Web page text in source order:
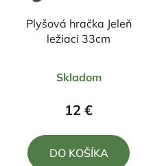
Plyšová hračka Jeleň
ležiaci 33cm
hodnotenie
produktu
5,0
z
Skladom
12 €
DO KOŠÍKA